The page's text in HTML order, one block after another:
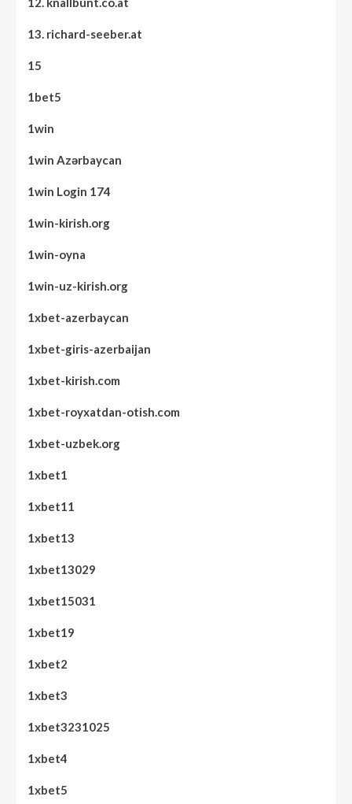
13. richard-seeber.at
15
1bet5
1win
1win Azərbaycan
1win Login 174
1win-kirish.org
1win-oyna
1win-uz-kirish.org
1xbet-azerbaycan
1xbet-giris-azerbaijan
1xbet-kirish.com
1xbet-royxatdan-otish.com
1xbet-uzbek.org
1xbet1
1xbet11
1xbet13
1xbet13029
1xbet15031
1xbet19
1xbet2
1xbet3
1xbet3231025
1xbet4
1xbet5